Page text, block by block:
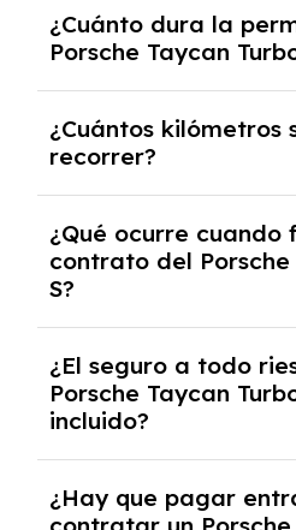
opciones y equipamiento
cuando lo pactes con la
¿Cuánto dura la
Porsche Taycan
renting, que
años.
¿Cuántos kilómetros
recorrer?
contrato y puede variar
30,000 km anuales. Si
puede haber un cargo
¿Qué ocurre cuando
contrato del Porsche
S?
coche, renovarlo por uno
casos, comprarlo a un
acordado.
¿El seguro a todo
Porsche Taycan
incluido?
Taycan Turbo S con el
¿Hay que pagar